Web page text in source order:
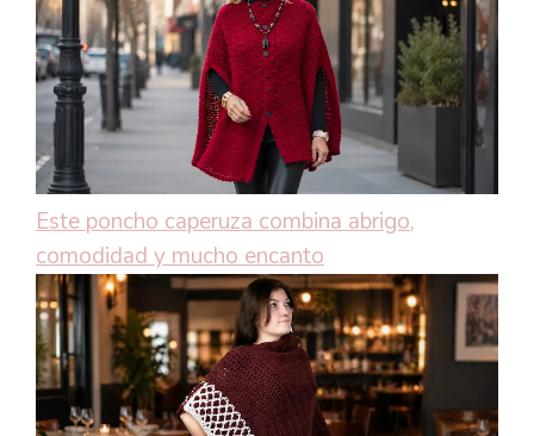
Este poncho caperuza combina abrigo,
comodidad y mucho encanto